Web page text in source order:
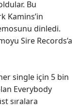
Bu
Kamins’in
dinledi.
Sire Records’a
single için 5 bin
Everybody
sıralara